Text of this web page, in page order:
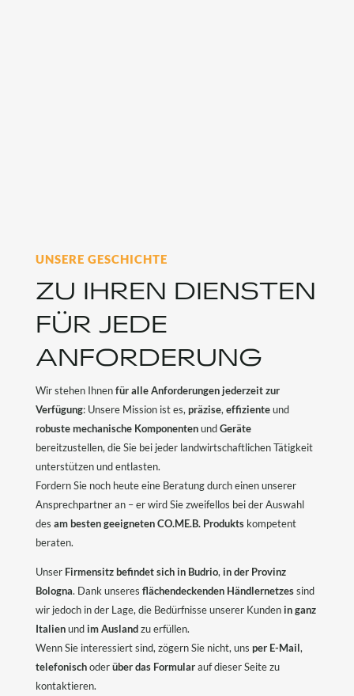
UNSERE GESCHICHTE
ZU IHREN DIENSTEN
FÜR JEDE
ANFORDERUNG
Wir stehen Ihnenfür alle Anforderungen jederzeit zur
Verfügung: Unsere Mission ist es,präzise,effizienteund
robuste mechanische KomponentenundGeräte
bereitzustellen, die Sie bei jeder landwirtschaftlichen Tätigkeit
unterstützen und entlasten.
Fordern Sie noch heute eine Beratung durch einen unserer
Ansprechpartner an – er wird Sie zweifellos bei der Auswahl
des am besten geeigneten CO.ME.B. Produktskompetent
beraten.
Unser Firmensitz befindet sich in Budrio,in der Provinz
Bologna. Dank unseres flächendeckenden Händlernetzessind
wir jedoch in der Lage, die Bedürfnisse unserer Kundenin ganz
Italienundim Auslandzu erfüllen.
Wenn Sie interessiert sind, zögern Sie nicht, uns per E-Mail,
telefonischoderüber das Formularauf dieser Seite zu
kontaktieren.